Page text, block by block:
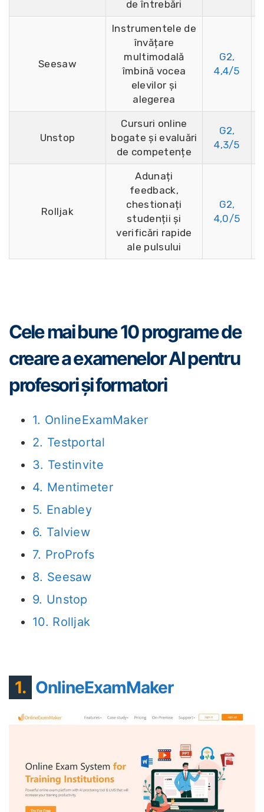
de întrebări
Seesaw
Instrumentele de
învățare
multimodală
îmbină vocea
elevilor și
alegerea
G2,
4,4/5
Unstop
Cursuri online
bogate și evaluări
de competențe
G2,
4,3/5
Rolljak
Adunați
feedback,
chestionați
studenții și
verificări rapide
ale pulsului
G2,
4,0/5
Cele mai bune 10 programe de
creare a examenelor AI pentru
profesori și formatori
1. OnlineExamMaker
2. Testportal
3. Testinvite
4. Mentimeter
5. Enabley
6. Talview
7. ProProfs
8. Seesaw
9. Unstop
10. Rolljak
1. OnlineExamMaker